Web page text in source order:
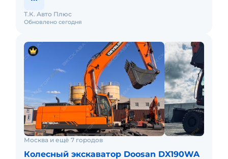
Обновлено сегодня
Т.К. Авто Плюс
Москва и ещё 7 городов
Колесный экскаватор Doosan DX190WA